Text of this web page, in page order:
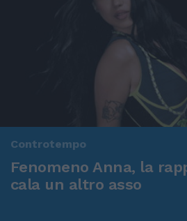
Controtempo
Fenomeno Anna, la
cala un altro asso